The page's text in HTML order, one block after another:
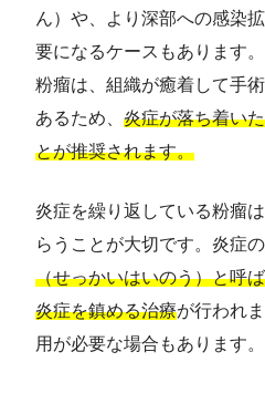
ん）や、より深部への感染
要になるケースもあります
粉瘤は、組織が癒着して手
あるため、 炎症が落ち着い
とが推奨されます。
炎症を繰り返している粉瘤
らうことが大切です。炎症の
（せっかいはいのう）と呼
炎症を鎮める治療が行われ
用が必要な場合もあります。